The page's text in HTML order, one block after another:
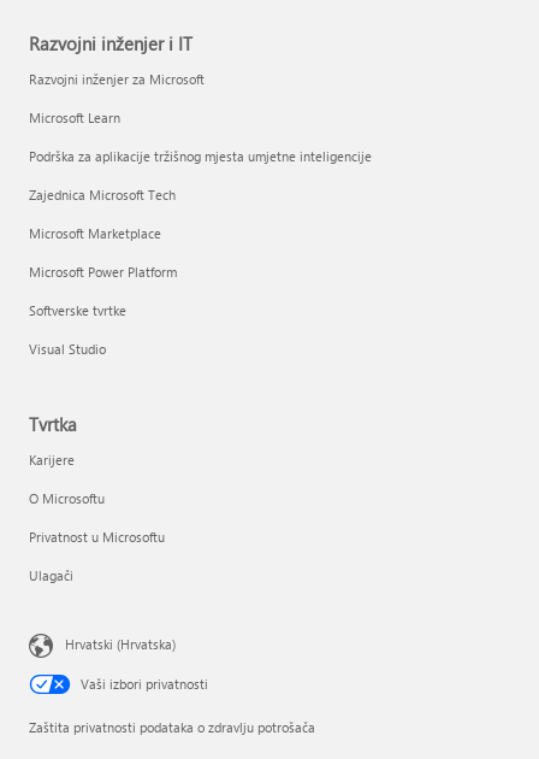
Razvojni inženjer i IT
Razvojni inženjer za Microsoft
Microsoft Learn
Podrška za aplikacije tržišnog mjesta umjetne inteligencije
Zajednica Microsoft Tech
Microsoft Marketplace
Microsoft Power Platform
Softverske tvrtke
Visual Studio
Tvrtka
Karijere
O Microsoftu
Privatnost u Microsoftu
Ulagači
Hrvatski (Hrvatska)
Vaši izbori privatnosti
Zaštita privatnosti podataka o zdravlju potrošača